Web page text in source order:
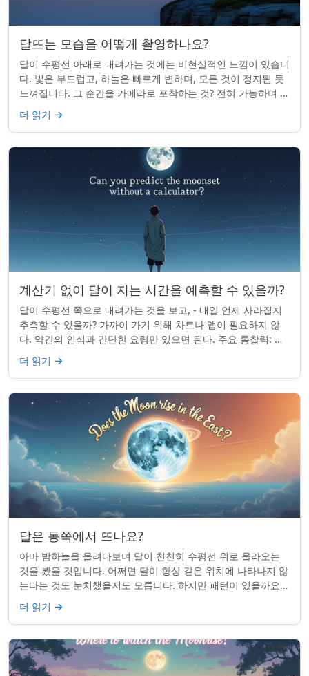
달뜨는 모습을 어떻게 촬영하나요?
달이 수평선 아래로 내려가는 것에는 비현실적인 느낌이 있습니
다. 빛은 부드럽고, 하늘은 빠르게 변하며, 모든 것이 정지된 듯
느껴집니다. 그 순간을 카메라로 포착하는 것? 전혀 가능하며 가
치가 있습니다. 간단한 팁:...
더 읽기 →
계산기 없이 달이 지는 시간을 예측할 수 있을까?
달이 수평선 쪽으로 내려가는 것을 보고, - 내일 언제 사라질지
추측할 수 있을까? 가까이 가기 위해 차트나 앱이 필요하지 않
다. 약간의 인식과 간단한 요령만 있으면 된다. 주요 통찰력: 오
늘의 달 뜨는 시간을 알고...
더 읽기 →
달은 동쪽에서 뜨나요?
아마 밤하늘을 올려다보며 달이 천천히 수평선 위로 올라오는
것을 봤을 것입니다. 어쩌면 달이 항상 같은 위치에 나타나지 않
는다는 것도 눈치챘을지도 모릅니다. 하지만 패턴이 있을까요?
달은 정말 매번 동쪽에서 뜰까요?...
더 읽기 →